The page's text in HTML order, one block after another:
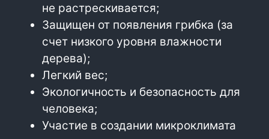
не растрескивается;
Защищен от появления грибка (за
счет низкого уровня влажности
дерева);
Легкий вес;
Экологичность и безопасность для
человека;
Участие в создании микроклимата